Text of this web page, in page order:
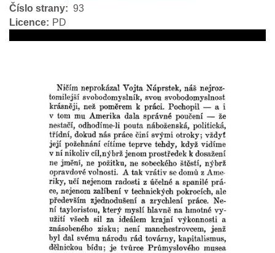
Číslo strany
93
Licence
PD